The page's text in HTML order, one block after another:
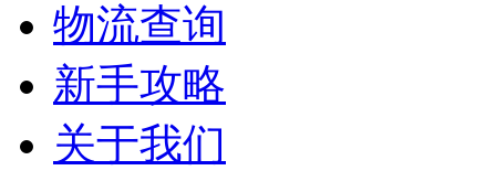
物流查询
新手攻略
关于我们